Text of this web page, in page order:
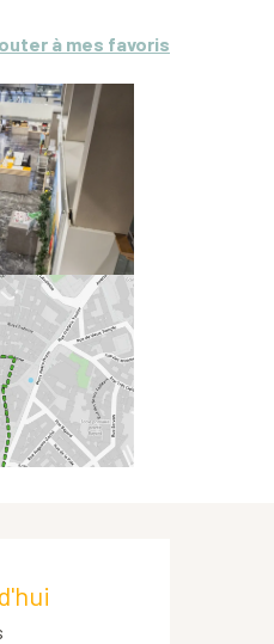
aux favoris
à mes favoris